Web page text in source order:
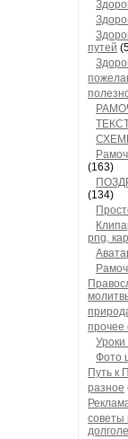
путей
(163)
(134)
png,
прочее
Фото
Путь к
разное
советы